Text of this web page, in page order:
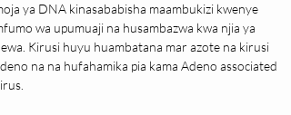
ya DNA kinasababisha maambukizi kwenye
wa upumuaji na husambazwa kwa njia ya
Kirusi huyu huambatana mar azote na kirusi
na na hufahamika pia kama Adeno associated